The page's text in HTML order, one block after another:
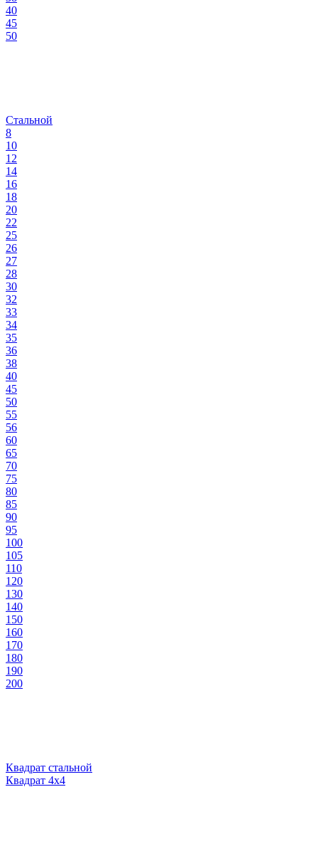
40
45
50
Стальной
8
10
12
14
16
18
20
22
25
26
27
28
30
32
33
34
35
36
38
40
45
50
55
56
60
65
70
75
80
85
90
95
100
105
110
120
130
140
150
160
170
180
190
200
Квадрат стальной
Квадрат 4х4